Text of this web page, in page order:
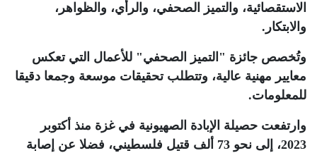
الاستقصائية، والتميز الصحفي، والرأي، والظواهر،
والابتكار .
وتُخصص جائزة "التميز الصحفي" للأعمال التي تعكس
معايير مهنية عالية، وتتطلب تحقيقات موسعة وجمعا دقيقا
للمعلومات.
وارتفعت حصيلة الإبادة الصهيونية في غزة منذ أكتوبر
2023، إلى نحو 73 ألف قتيل فلسطيني، فضلا عن إصابة